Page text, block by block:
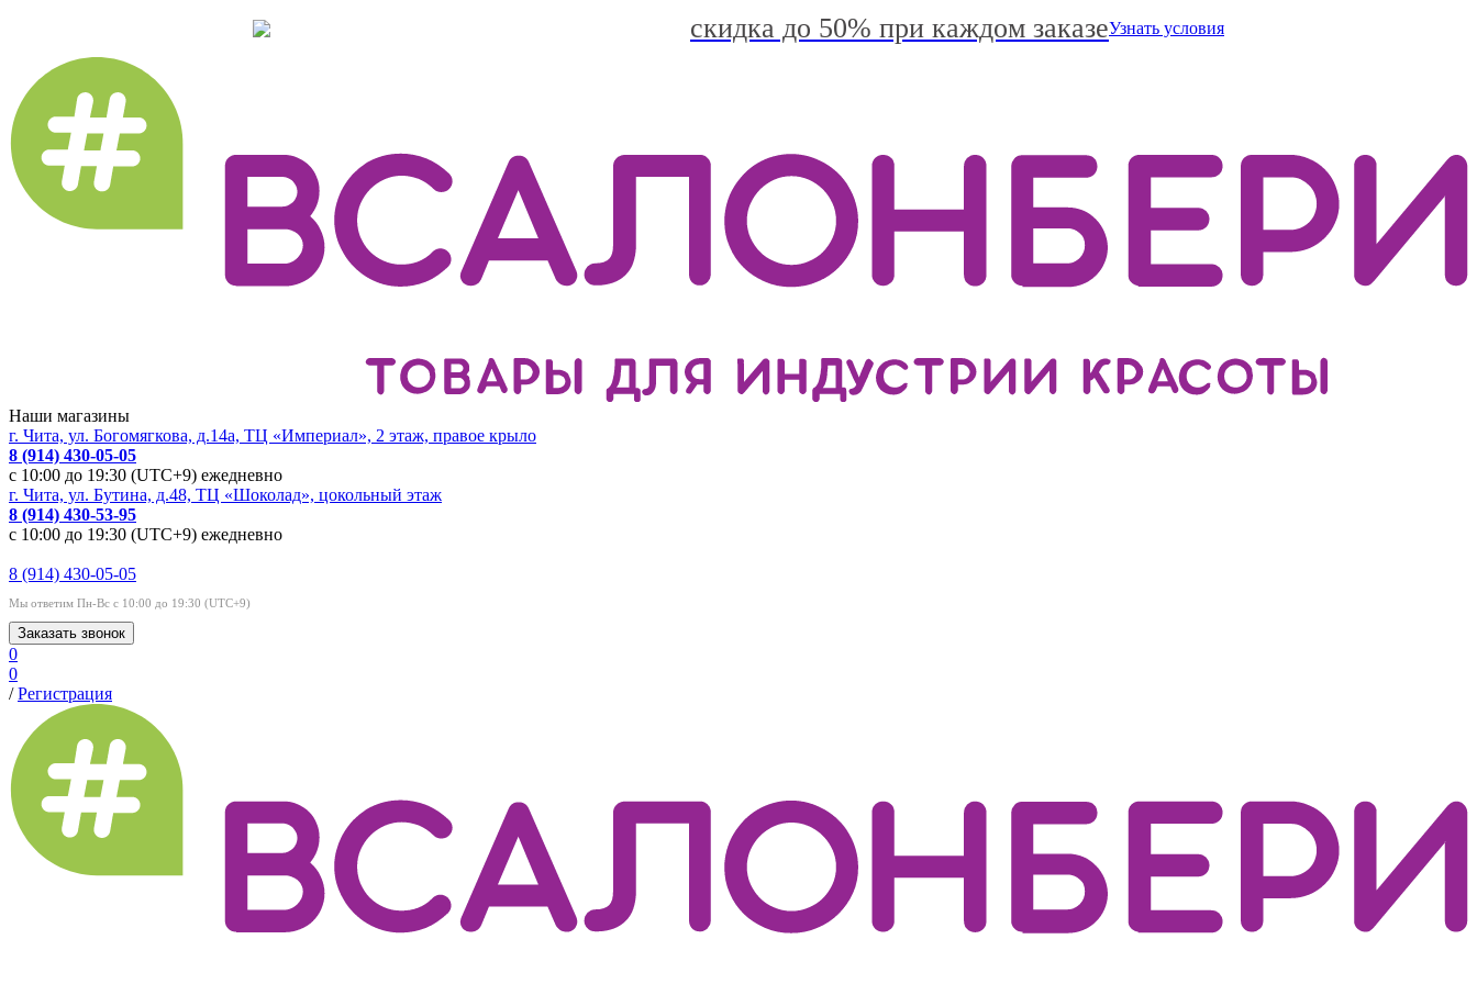
скидка до 50% при каждом заказеУзнать условия
Наши магазины
г. Чита, ул. Богомягкова, д.14а, ТЦ «Империал», 2 этаж, правое крыло
8 (914) 430-05-05
с 10:00 до 19:30 (UTC+9) ежедневно
г. Чита, ул. Бутина, д.48, ТЦ «Шоколад», цокольный этаж
8 (914) 430-53-95
с 10:00 до 19:30 (UTC+9) ежедневно
8 (914) 430-05-05
Мы ответим Пн-Вс с 10:00 до 19:30 (UTC+9)
Заказать звонок
0
0
/ Регистрация